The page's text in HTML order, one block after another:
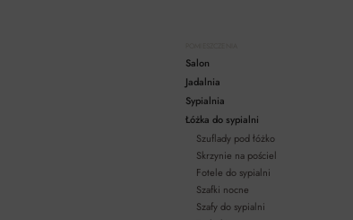
Salon
Jadalnia
Sypialnia
Łóżka do sypialni
Szuflady pod łóżko
Skrzynie na pościel
Fotele do sypialni
Szafki nocne
Szafy do sypialni